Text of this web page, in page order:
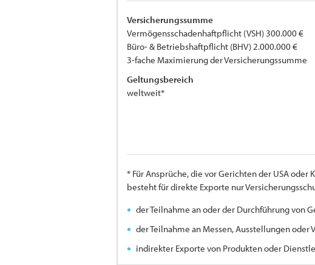
Versicherungssumme
Vermögensschadenhaftpflicht (VSH) 300.000 €
Büro- & Betriebshaftpflicht (BHV) 2.000.000 €
3-fache Maximierung der Versicherungssumme
Geltungsbereich
weltweit*
* Für Ansprüche, die vor Gerichten der USA
besteht für direkte Exporte nur
der Teilnahme an oder der Durchführung von
der Teilnahme an Messen, Ausstellungen oder
indirekter Exporte von Produkten oder